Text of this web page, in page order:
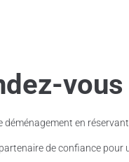
déménagement en
partenaire de confiance